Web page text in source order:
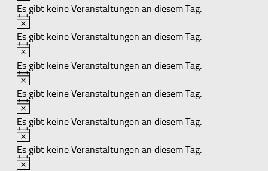
Es gibt keine Veranstaltungen an diesem Tag.
Hinweis
Es gibt keine Veranstaltungen an diesem Tag.
Hinweis
Es gibt keine Veranstaltungen an diesem Tag.
Hinweis
Es gibt keine Veranstaltungen an diesem Tag.
Hinweis
Es gibt keine Veranstaltungen an diesem Tag.
Hinweis
Es gibt keine Veranstaltungen an diesem Tag.
Hinweis